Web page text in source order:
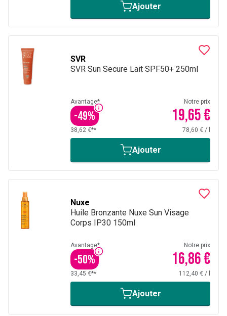
Ajouter
SVR
SVR Sun Secure Lait SPF50+ 250ml
Avantage*
-49%
Notre prix
19,65 €
38,62 €** 78,60 € /
Ajouter
Nuxe
Huile Bronzante Nuxe Sun Visage
Corps IP30 150ml
Avantage*
-50%
Notre prix
16,86 €
33,45 €** 112,40 € /
Ajouter